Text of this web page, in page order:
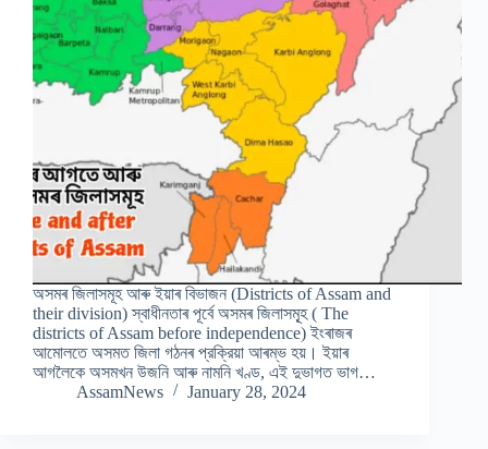
অসমৰ জিলাসমূহ আৰু ইয়াৰ বিভাজন (Districts of Assam and
their division) স্বাধীনতাৰ পূৰ্বে অসমৰ জিলাসমূ্হ ( The
districts of Assam before independence) ইংৰাজৰ
আমোলতে অসমত জিলা গঠনৰ প্রক্রিয়া আৰম্ভ হয়। ইয়াৰ
আগলৈকে অসমখন উজনি আৰু নামনি খণ্ড, এই দুভাগত ভাগ…
AssamNews
January 28, 2024